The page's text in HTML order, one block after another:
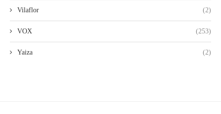
Vilaflor (2)
VOX (253)
Yaiza (2)